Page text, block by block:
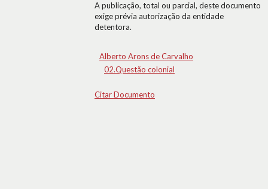
A publicação, total ou parcial, deste documento
exige prévia autorização da entidade
detentora.
Alberto Arons de Carvalho
02.Questão colonial
Citar Documento